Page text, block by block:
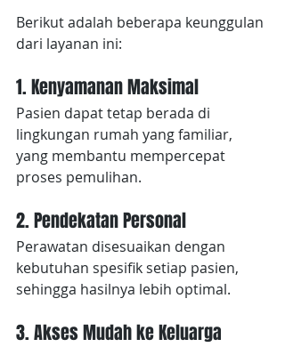
Berikut adalah beberapa keunggulan
dari layanan ini:
1. Kenyamanan Maksimal
Pasien dapat tetap berada di
lingkungan rumah yang familiar,
yang membantu mempercepat
proses pemulihan.
2. Pendekatan Personal
Perawatan disesuaikan dengan
kebutuhan spesifik setiap pasien,
sehingga hasilnya lebih optimal.
3. Akses Mudah ke Keluarga